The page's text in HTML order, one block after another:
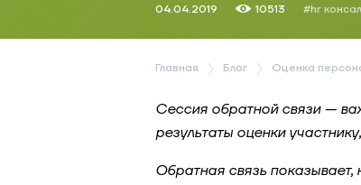
04.04.2019 10513 #hr
Главная Блог Оценка
Сессия обратной связи —
результаты оценки
Обратная связь показывает,